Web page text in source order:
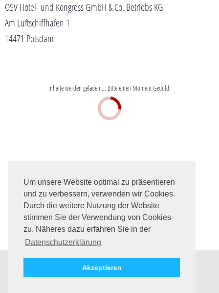
Um unsere Website optimal zu präsentieren
und zu verbessern, verwenden wir Cookies.
Durch die weitere Nutzung der Website
stimmen Sie der Verwendung von Cookies
zu. Näheres dazu erfahren Sie in der
Datenschutzerklärung
Akzeptieren
OSV Hotel- und Kongress GmbH & Co. Betriebs KG
Am Luftschiffhafen 1
14471 Potsdam
Inhalte werden geladen ... Bitte einen Moment Geduld.
Seite teilen